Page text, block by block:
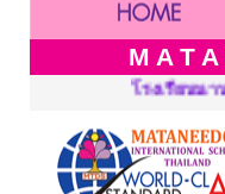
M A T
ไทย เปิดสอนระดับ เนอร์ส